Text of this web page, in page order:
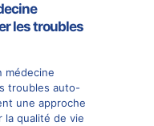
les troubles
médecine
troubles auto-
une approche
la qualité de vie